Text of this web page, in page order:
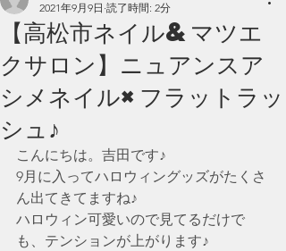
【高松市ネイル&マツエ
クサロン】ニュアンスア
シメネイル×フラットラッ
シュ♪
2021年9月9日 読了時間: 2分
こんにちは。吉田です♪
9月に入ってハロウィングッズがたくさ
ん出てきてますね♪
ハロウィン可愛いので見てるだけで
も、テンションが上がります♪